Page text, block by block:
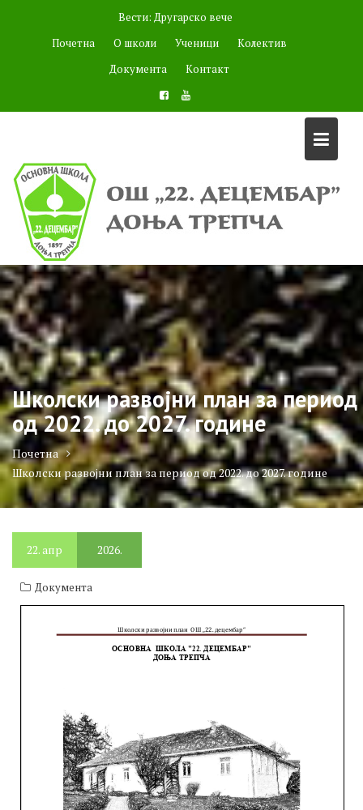
Вести: Другарско вече
Почетна
О школи Ученици
Колектив
Документа
Контакт
Школски развојни план за период
од 2022. до 2027. године
Почетна
Школски развојни план за период од 2022. до 2027. године
22.апр 2026.
Документа